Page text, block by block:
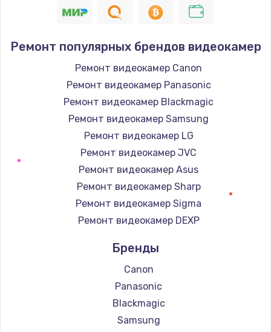
Ремонт популярных брендов видеокамер
Ремонт видеокамер Canon
Ремонт видеокамер Panasonic
Ремонт видеокамер Blackmagic
Ремонт видеокамер Samsung
Ремонт видеокамер LG
Ремонт видеокамер JVC
Ремонт видеокамер Asus
Ремонт видеокамер Sharp
Ремонт видеокамер Sigma
Ремонт видеокамер DEXP
Бренды
Canon
Panasonic
Blackmagic
Samsung